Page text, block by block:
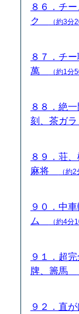
８６．チ
ク
（約3分
８７．チ
萬
（約1分
８８．絶
刻、茶ガ
８９．荘
麻将
（約
９０．中
ム
（約4分
９１．超
牌、籌馬
９２．直